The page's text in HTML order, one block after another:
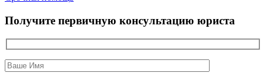
Получите первичную консультацию юриста